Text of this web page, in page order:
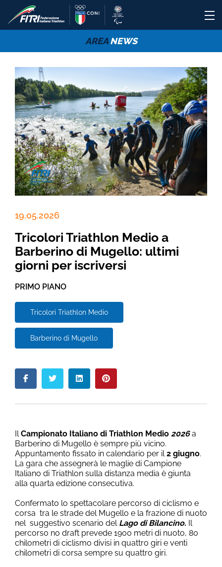
AREANEWS
19.05.2026
Tricolori Triathlon Medio a
Barberino di Mugello: ultimi
giorni per iscriversi
PRIMO PIANO
Tricolori Triathlon Medio
Barberino di Mugello
IlCampionato Italiano di Triathlon Medio 2026a
Barberino di Mugello è sempre più vicino.
Appuntamento fissato in calendario per il2 giugno.
La gara che assegnerà le maglie di Campione
Italiano di Triathlon sulla distanza media è giunta
alla quarta edizione consecutiva.
Confermato lo spettacolare percorso di ciclismo e
corsa tra le strade del Mugello e la frazione di nuoto
nel suggestivo scenario del Lago di Bilancino. Il
percorso no draft prevede 1900 metri di nuoto, 80
chilometri di ciclismo divisi in quattro giri e venti
chilometri di corsa sempre su quattro giri.